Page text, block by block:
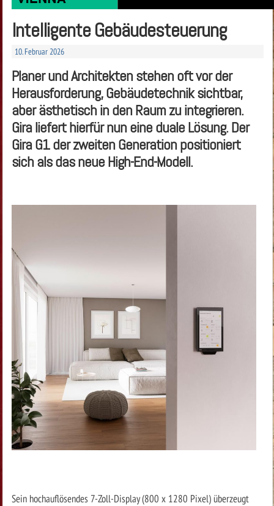
Intelligente Gebäudesteuerung
10. Februar 2026
Planer und Architekten stehen oft vor der
Herausforderung, Gebäudetechnik sichtbar,
aber ästhetisch in den Raum zu integrieren.
Gira liefert hierfür nun eine duale Lösung. Der
Gira G1 der zweiten Generation positioniert
sich als das neue High-End-Modell.
Sein hochauflösendes 7-Zoll-Display (800 x 1280 Pixel) überzeugt